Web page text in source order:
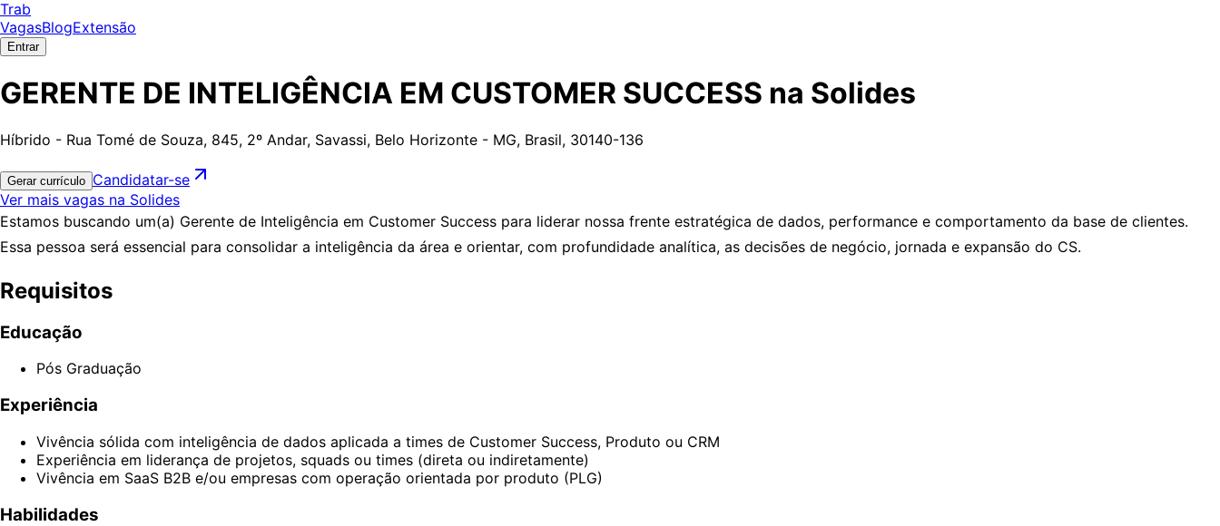
Trab
VagasBlogExtensão
Entrar
GERENTE DE INTELIGÊNCIA EM CUSTOMER SUCCESS na Solides
Híbrido - Rua Tomé de Souza, 845, 2º Andar, Savassi, Belo Horizonte - MG, Brasil, 30140-136
Gerar currículo Candidatar-se
Ver mais vagas na Solides
Estamos buscando um(a) Gerente de Inteligência em Customer Success para liderar nossa frente estratégica de dados, performance e comportamento da base de clientes.
Essa pessoa será essencial para consolidar a inteligência da área e orientar, com profundidade analítica, as decisões de negócio, jornada e expansão do CS.
Requisitos
Educação
Pós Graduação
Experiência
Vivência sólida com inteligência de dados aplicada a times de Customer Success, Produto ou CRM
Experiência em liderança de projetos, squads ou times (direta ou indiretamente)
Vivência em SaaS B2B e/ou empresas com operação orientada por produto (PLG)
Habilidades